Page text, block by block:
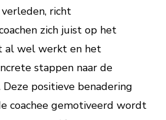
richt
zich juist op het
al wel werkt en het
stappen naar de
positieve benadering
coachee gemotiveerd wordt